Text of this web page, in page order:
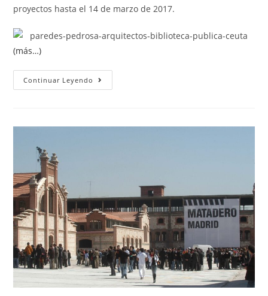
proyectos hasta el 14 de marzo de 2017.
(más…)
Continuar Leyendo